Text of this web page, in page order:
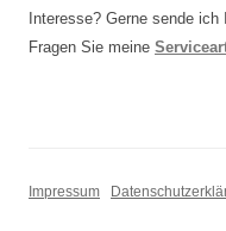
Interesse? Gerne sende
Fragen Sie meine
Impressum